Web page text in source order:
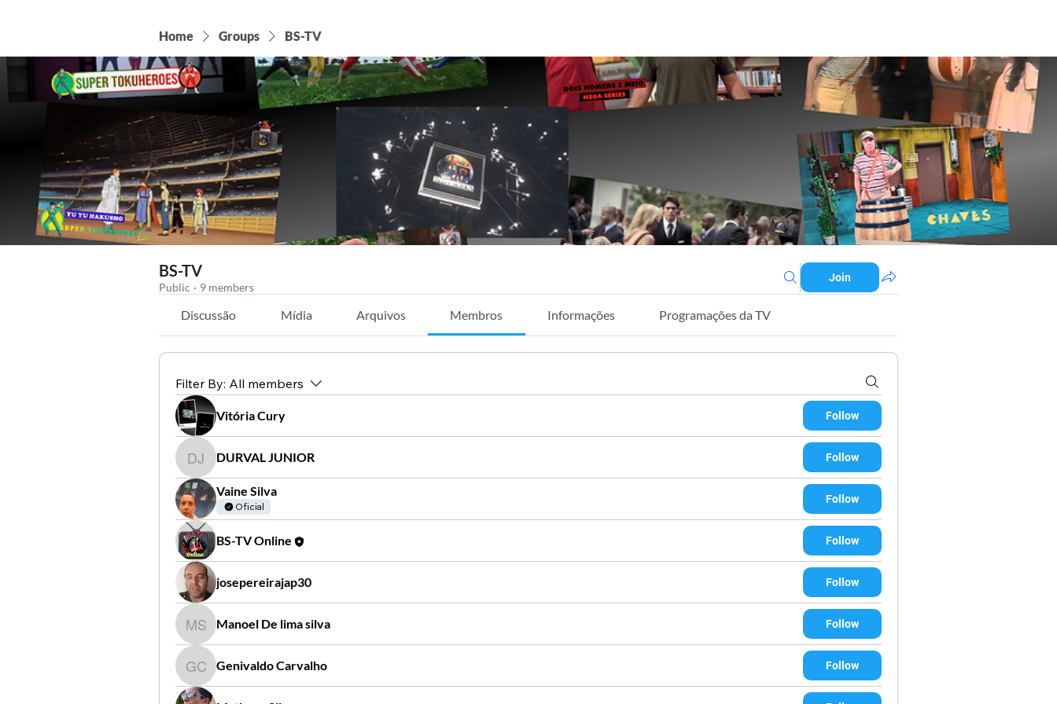
Home Groups BS-TV
BS-TV
Public · 9 members
Join
Discussão Mídia Arquivos Membros Informações Programações da TV
Filter By: All members
Vitória Cury Follow
DURVAL JUNIOR
DURVAL JUNIOR Follow
Vaine Silva
Oficial
Follow
BS-TV Online Follow
josepereirajap30 Follow
Manoel De lima silva
Manoel De lima silva Follow
Genivaldo Carvalho
Genivaldo Carvalho Follow